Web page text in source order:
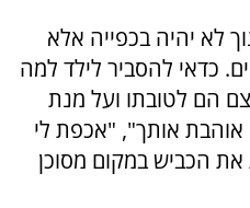
לא יהיה בכפייה אלא
כדאי להסביר לילד למה
הם לטובתו ועל מנת
אוהבת אותך", "אכפת לי
הכביש במקום מסוכן